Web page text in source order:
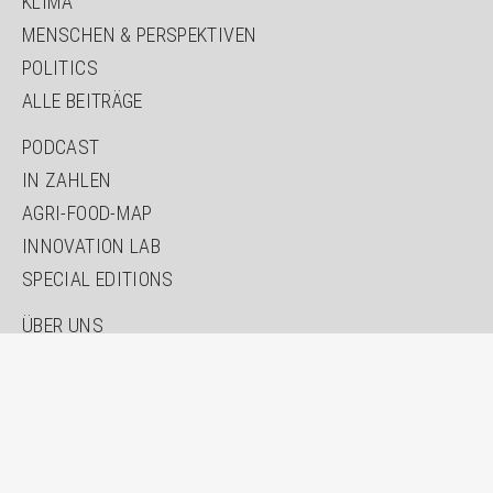
MENSCHEN & PERSPEKTIVEN
POLITICS
ALLE BEITRÄGE
NAVIGATION
ÜBERSPRINGEN
PODCAST
IN ZAHLEN
AGRI-FOOD-MAP
INNOVATION LAB
SPECIAL EDITIONS
NAVIGATION
ÜBER UNS